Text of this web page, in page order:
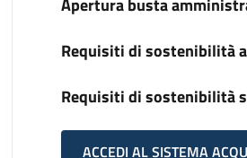
Apertura busta
Requisiti di sostenibilità
Requisiti di sostenibilità
ACCEDI AL SISTEMA